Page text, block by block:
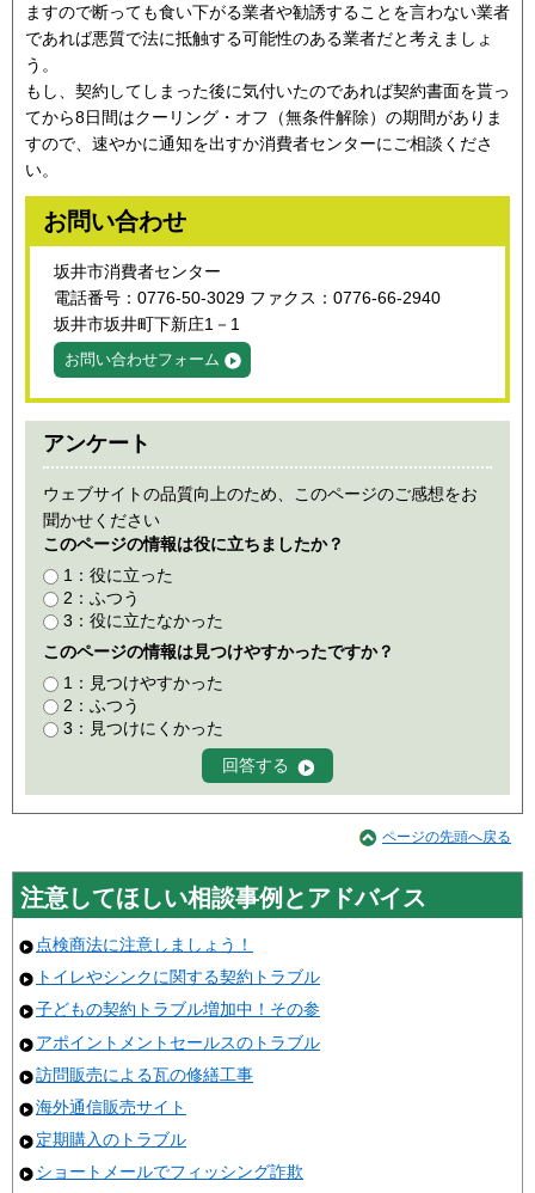
ますので断っても食い下がる業者や勧誘することを言わない業者
であれば悪質で法に抵触する可能性のある業者だと考えましょ
う。
もし、契約してしまった後に気付いたのであれば契約書面を貰っ
てから8日間はクーリング・オフ（無条件解除）の期間がありま
すので、速やかに通知を出すか消費者センターにご相談くださ
い。
お問い合わせ
坂井市消費者センター
電話番号：0776‐50‐3029 ファクス：0776-66-2940
坂井市坂井町下新庄1－1
お問い合わせフォーム
アンケート
ウェブサイトの品質向上のため、このページのご感想をお
聞かせください
このページの情報は役に立ちましたか？
1：役に立った
2：ふつう
3：役に立たなかった
このページの情報は見つけやすかったですか？
1：見つけやすかった
2：ふつう
3：見つけにくかった
ページの先頭へ戻る
注意してほしい相談事例とアドバイス
点検商法に注意しましょう！
トイレやシンクに関する契約トラブル
子どもの契約トラブル増加中！その参
アポイントメントセールスのトラブル
訪問販売による瓦の修繕工事
海外通信販売サイト
定期購入のトラブル
ショートメールでフィッシング詐欺